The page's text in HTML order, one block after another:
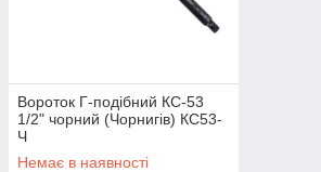
Вороток Г-подібний КС-53
1/2" чорний (Чорнигів) КС53-
Ч
Немає в наявності